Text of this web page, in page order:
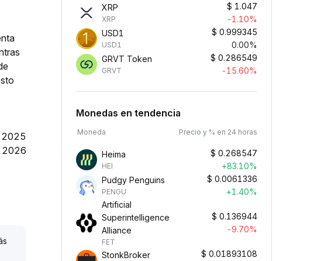
2025
2026
XRP
XRP
$ 1.047
-1.10%
USD1
USD1
$ 0.999345
0.00%
GRVT Token
GRVT
$ 0.286549
-15.60%
Monedas en tendencia
Moneda Precio y % en 24 horas
Heima
HEI
$ 0.268547
+83.10%
Pudgy Penguins
PENGU
$ 0.0061336
+1.40%
Artificial
Superintelligence
Alliance
FET
$ 0.136944
-9.70%
StonkBroker $ 0.01893108